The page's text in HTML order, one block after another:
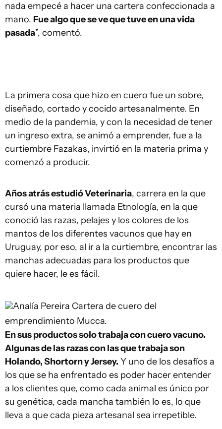
nada empecé a hacer una cartera confeccionada a
mano. Fue algo que se ve que tuve en una vida
pasada”, comentó.
La primera cosa que hizo en cuero fue un sobre,
diseñado, cortado y cocido artesanalmente. En
medio de la pandemia, y con la necesidad de tener
un ingreso extra, se animó a emprender, fue a la
curtiembre Fazakas, invirtió en la materia prima y
comenzó a producir.
Años atrás estudió Veterinaria, carrera en la que
cursó una materia llamada Etnología, en la que
conoció las razas, pelajes y los colores de los
mantos de los diferentes vacunos que hay en
Uruguay, por eso, al ir a la curtiembre, encontrar las
manchas adecuadas para los productos que
quiere hacer, le es fácil.
Analía Pereira Cartera de cuero del
emprendimiento Mucca.
En sus productos solo trabaja con cuero vacuno.
Algunas de las razas con las que trabaja son
Holando, Shortorn y Jersey. Y uno de los desafíos a
los que se ha enfrentado es poder hacer entender
a los clientes que, como cada animal es único por
su genética, cada mancha también lo es, lo que
lleva a que cada pieza artesanal sea irrepetible.